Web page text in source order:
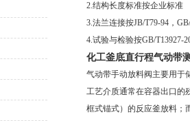
2.结构长度标准按企业标准
3.法兰连接按JB/T79-94，
4.试验与检验按GB/T13927-
化工釜底直行程气动带
气动带手动放料阀主要用于
工艺介质通常在容器出口的
框式锚式）的反应釜放料；